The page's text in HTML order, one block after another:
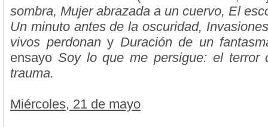
sombra, Mujer abrazada a un cuervo, El
Un minuto antes de la oscuridad,
vivos perdonany Duración de un
ensayo Soy lo que me persigue: el terror
trauma.
Miércoles, 21 de mayo